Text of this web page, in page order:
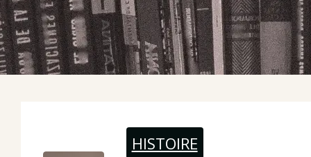
HISTOIRE